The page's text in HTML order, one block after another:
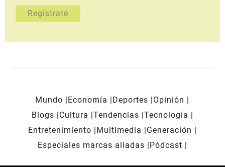
Mundo Economía Deportes
Opinión
Blogs
Cultura Tendencias Tecnología
Entretenimiento
Multimedia
Generación
Especiales marcas aliadas
Pódcast